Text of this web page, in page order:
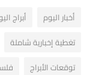
أخبار اليوم أبراج
تغطية إخبارية شاملة
توقعات الأبراج